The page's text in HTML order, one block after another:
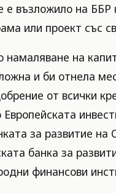
е възложило на ББР
или проект със
намаляване на
и би отнела
от всички
за развитие на
банка за
финансови